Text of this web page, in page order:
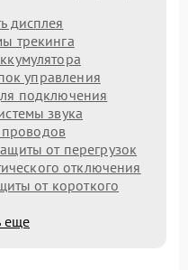
дисплея
трекинга
управления
подключения
звука
от перегрузок
отключения
от короткого
еще